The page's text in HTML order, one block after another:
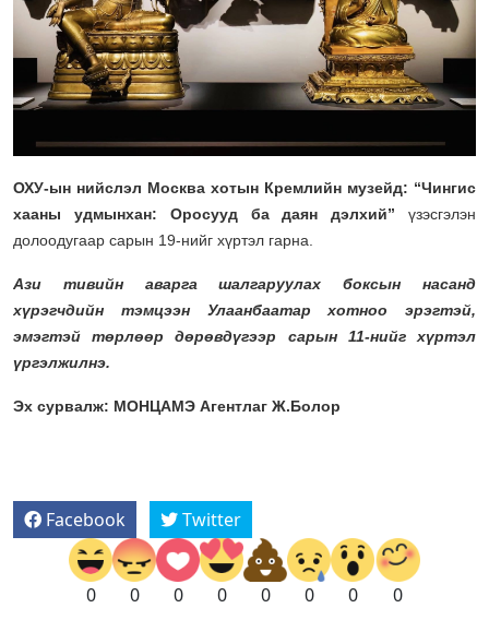
ОХУ-ын нийслэл Москва хотын Кремлийн музейд: “Чингис
хааны удмынхан: Оросууд ба даян дэлхий” үзэсгэлэн
долоодугаар сарын 19-нийг хүртэл гарна.
Ази тивийн аварга шалгаруулах боксын насанд
хүрэгчдийн тэмцээн Улаанбаатар хотноо эрэгтэй,
эмэгтэй төрлөөр дөрөвдүгээр сарын 11-нийг хүртэл
үргэлжилнэ.
Эх сурвалж: МОНЦАМЭ Агентлаг Ж.Болор
Facebook Twitter
0 0 0 0 0 0 0 0